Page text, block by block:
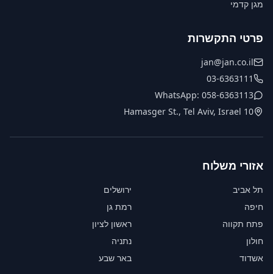
מגן קדמי
פרטי התקשרות
jan@jan.co.il
03-6363111
WhatsApp: 058-6363113
10 Hamasger St., Tel Aviv, Israel
אזורי משלוח
תל אביב
ירושלים
חיפה
רמת גן
פתח תקווה
ראשון לציון
חולון
נתניה
אשדוד
באר שבע